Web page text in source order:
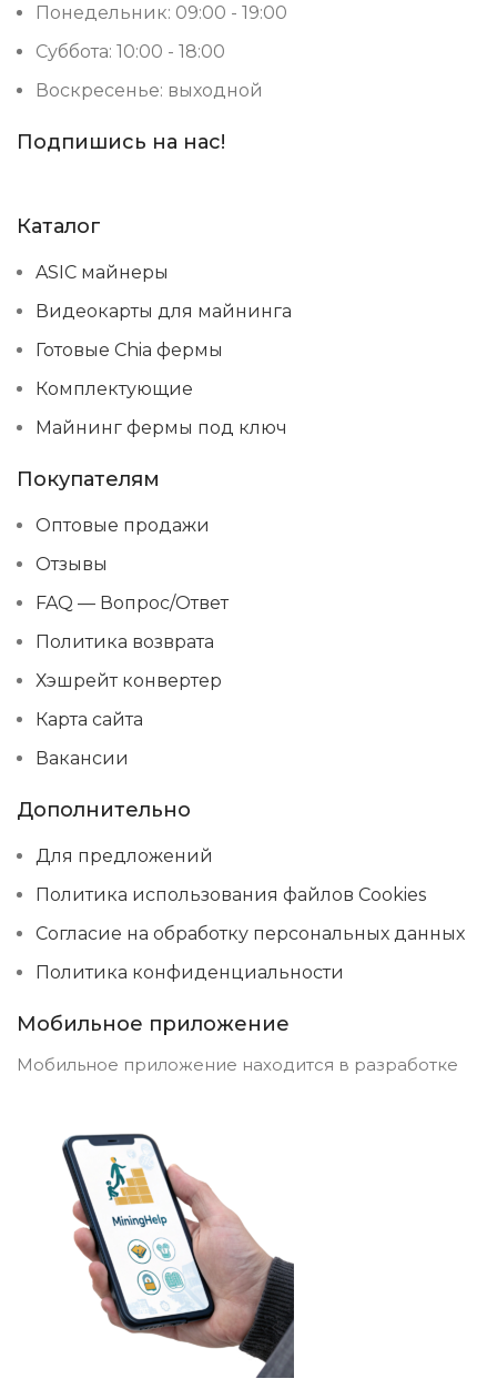
Понедельник: 09:00 - 19:00
Суббота: 10:00 - 18:00
Воскресенье: выходной
Подпишись на нас!
Каталог
ASIC майнеры
Видеокарты для майнинга
Готовые Chia фермы
Комплектующие
Майнинг фермы под ключ
Покупателям
Оптовые продажи
Отзывы
FAQ — Вопрос/Ответ
Политика возврата
Хэшрейт конвертер
Карта сайта
Вакансии
Дополнительно
Для предложений
Политика использования файлов Cookies
Согласие на обработку персональных данных
Политика конфиденциальности
Мобильное приложение
Мобильное приложение находится в разработке